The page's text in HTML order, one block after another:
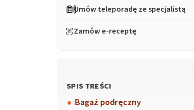
Umów teleporadę ze specjalistą
Zamów e-receptę
SPIS TREŚCI
Bagaż podręczny